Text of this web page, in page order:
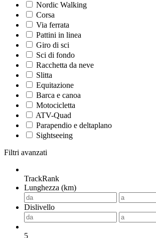
Nordic Walking
Corsa
Via ferrata
Pattini in linea
Giro di sci
Sci di fondo
Racchetta da neve
Slitta
Equitazione
Barca e canoa
Motocicletta
ATV-Quad
Parapendio e deltaplano
Sightseeing
Filtri avanzati
TrackRank
Lunghezza (km)
Dislivello
5